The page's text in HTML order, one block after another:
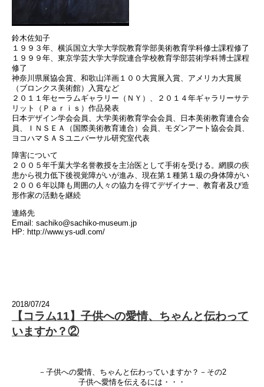
鈴木佐知子
１９９３年、横浜国立大学大学院教育学部美術教育学科修士課程修了
１９９９年、東京学芸大学大学院連合学校教育学部芸術学科博士課程
修了
神奈川県展協会賞、和歌山洋画１００大賞展入賞、アメリカ大賞展
（ブロンクス美術館）入賞など
２０１１年セーラムギャラリー（ＮＹ）、２０１４年ギャラリーサテ
リット（Ｐａｒｉｓ）作品発表
日本デザイン学会会員、大学美術教育学会会員、日本美術教育連合会
員、ＩＮＳＥＡ（国際美術教育連合）会員、モダンアート協会会員、
ヨコハマＳＡＳユニバーサル研究室代表
障害について
２００５年千葉大学名誉教授を主治医として手術を受ける。網膜の疾
患から視力低下後視覚障がいが進み、現在第１種第１級の身体障がい
２００６年以降も周囲の人々の協力を得てデザイナー、教育者及び造
形作家の活動を継続
連絡先
Email: sachiko@sachiko-museum.jp
HP: http://www.ys-udl.com/
2018/07/24
【コラム11】子供への愛情、ちゃんと伝わって
いますか？②
－子供への愛情、ちゃんと伝わっていますか？－その2
子供へ愛情を伝えるには・・・